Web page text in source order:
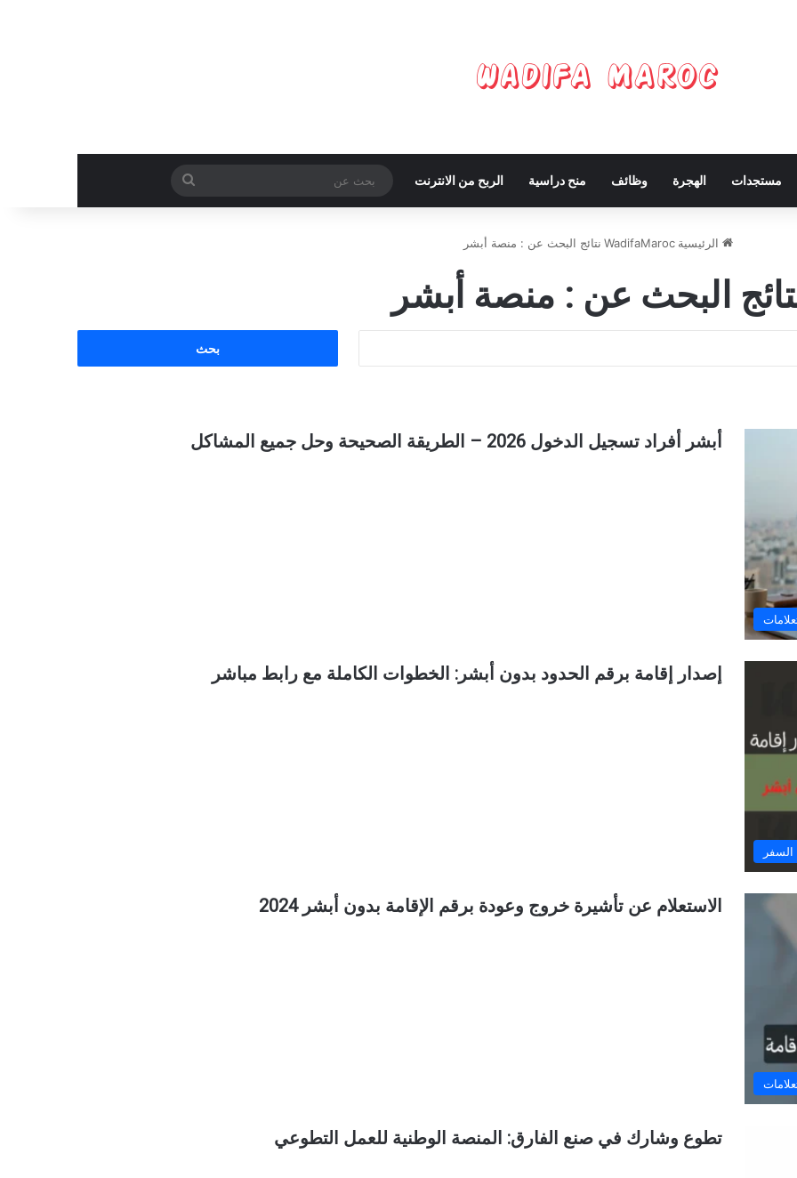
مستجدات الهجرة وظائف منح دراسية الربح من الانترنت
عن
الرئيسية WadifaMaroc نتائج البحث عن : منصة أبشر
البحث عن : منصة أبشر
ن
أبشر أفراد تسجيل الدخول 2026 – الطريقة الصحيحة وحل جميع المشاكل
السفر
إصدار إقامة برقم الحدود بدون أبشر: الخطوات الكاملة مع رابط مباشر
الاستعلام عن تأشيرة خروج وعودة برقم الإقامة بدون أبشر 2024
تطوع وشارك في صنع الفارق: المنصة الوطنية للعمل التطوعي